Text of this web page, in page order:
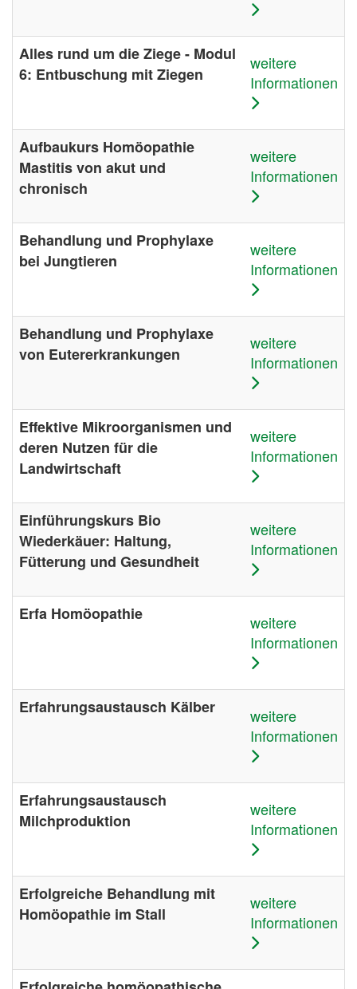
Alles rund um die Ziege - Modul
6: Entbuschung mit Ziegen
weitere
Informationen
Aufbaukurs Homöopathie
Mastitis von akut und
chronisch
weitere
Informationen
Behandlung und Prophylaxe
bei Jungtieren
weitere
Informationen
Behandlung und Prophylaxe
von Eutererkrankungen
weitere
Informationen
Effektive Mikroorganismen und
deren Nutzen für die
Landwirtschaft
weitere
Informationen
Einführungskurs Bio
Wiederkäuer: Haltung,
Fütterung und Gesundheit
weitere
Informationen
Erfa Homöopathie
weitere
Informationen
Erfahrungsaustausch Kälber
weitere
Informationen
Erfahrungsaustausch
Milchproduktion
weitere
Informationen
Erfolgreiche Behandlung mit
Homöopathie im Stall
weitere
Informationen